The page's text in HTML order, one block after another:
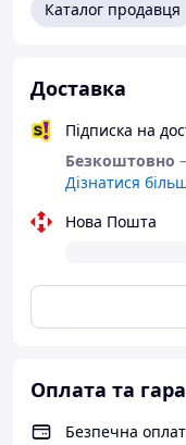
Каталог продавця
Доставка
Підписка на
Безкоштовно
Дізнатися
Нова Пошта
Оплата та
Безпечна